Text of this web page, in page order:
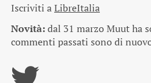
Iscriviti aLibreItalia
Novità:dal 31 marzo Muut ha
commenti passati sono di